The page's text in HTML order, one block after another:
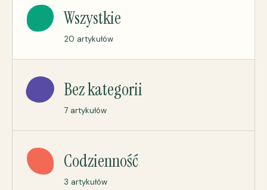
Wszystkie
20 artykułów
Bez kategorii
7 artykułów
Codzienność
3 artykułów